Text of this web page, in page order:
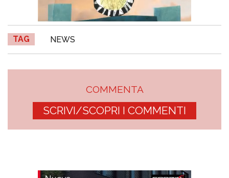
TAG NEWS
COMMENTA
SCRIVI/SCOPRI I COMMENTI